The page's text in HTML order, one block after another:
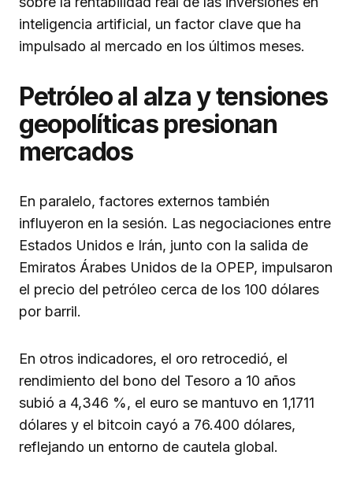
inteligencia artificial, un factor clave que ha
impulsado al mercado en los últimos meses.
Petróleo al alza y tensiones
geopolíticas presionan
mercados
En paralelo, factores externos también
influyeron en la sesión. Las negociaciones entre
Estados Unidos e Irán, junto con la salida de
Emiratos Árabes Unidos de la OPEP, impulsaron
el precio del petróleo cerca de los 100 dólares
por barril.
En otros indicadores, el oro retrocedió, el
rendimiento del bono del Tesoro a 10 años
subió a 4,346 %, el euro se mantuvo en 1,1711
dólares y el bitcoin cayó a 76.400 dólares,
reflejando un entorno de cautela global.